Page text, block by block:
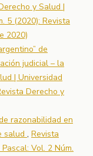
y Salud |
5 (2020): Revista
2020)
de
judicial – la
| Universidad
Derecho y
razonabilidad en
salud , Revista
Vol. 2 Núm.